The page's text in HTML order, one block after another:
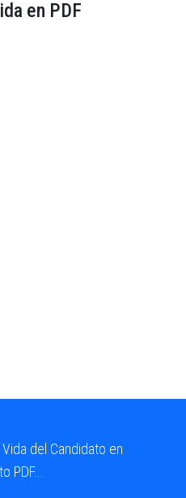
en PDF
del Candidato en
PDF...